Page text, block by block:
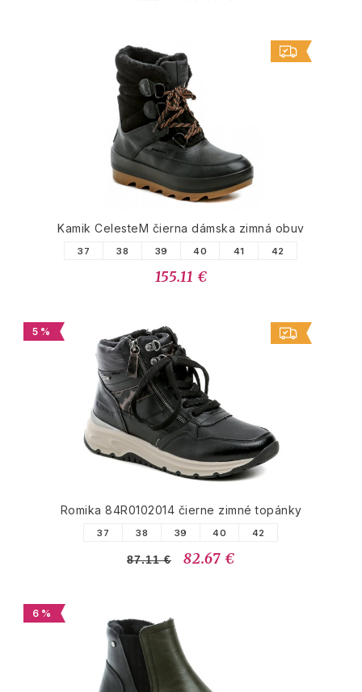
Kamik CelesteM čierna dámska zimná obuv
37 38 39 40 41 42
155.11 €
5 %
Romika 84R0102014 čierne zimné topánky
37 38 39 40 42
87.11 € 82.67 €
6 %